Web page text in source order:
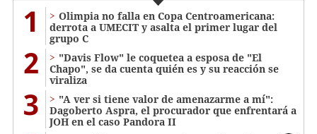
1
Olimpia no falla en Copa Centroamericana:
derrota a UMECIT y asalta el primer lugar del
grupo C
2
"Davis Flow" le coquetea a esposa de "El
Chapo", se da cuenta quién es y su reacción se
viraliza
3
"A ver si tiene valor de amenazarme a mí":
Dagoberto Aspra, el procurador que enfrentará a
JOH en el caso Pandora II